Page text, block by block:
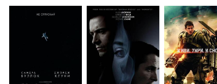
Как главный режиссёр XXI века покоряет
время, пространство, смерть и всё
остальное
6 сентября 2025
НАЧАЛЬНЫЙ УРОВЕНЬ